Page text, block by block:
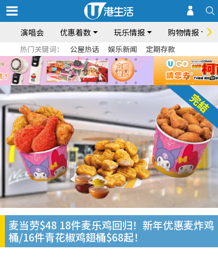
演唱会 优惠着数 玩乐情报 购物情报
热门关键词： 公屋热话 娱乐新闻 定期存款
麦当劳$48 18件麦乐鸡回归！新年优惠麦炸鸡
桶/16件青花椒鸡翅桶$68起！